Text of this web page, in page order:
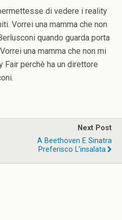
di vedere i reality
Vorrei una mamma che non
quando guarda porta
una mamma che non mi
perchè ha un direttore
Next Post
A Beethoven E Sinatra
Preferisco L'insalata